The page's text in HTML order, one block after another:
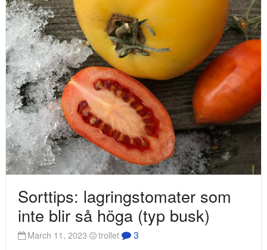
Sorttips: lagringstomater som
inte blir så höga (typ busk)
March 11, 2023 trollet 3